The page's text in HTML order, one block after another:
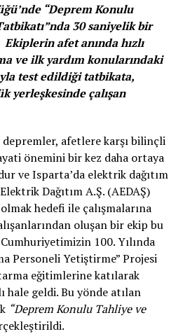
“Deprem Konulu
30 saniyelik bir
afet anında hızlı
ve ilk yardım konularındaki
test edildiği tatbikata,
yerleşkesinde çalışan
depremler, afetlere karşı bilinçli
önemini bir kez daha ortaya
ve Isparta’da elektrik dağıtım
Dağıtım A.Ş. (AEDAŞ)
hedefi ile çalışmalarına
oluşan bir ekip bu
100. Yılında
Personeli Yetiştirme” Projesi
eğitimlerine katılarak
hale geldi. Bu yönde atılan
“Deprem Konulu Tahliye ve